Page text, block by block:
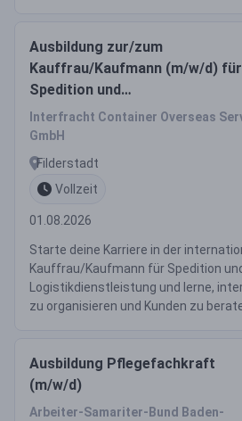
Ausbildung zur/zum
Kauffrau/Kaufmann (m/w/d) für
Spedition und
Logistikdienstleistung
Interfracht Container Overseas
GmbH
Filderstadt
Vollzeit
01.08.2026
Starte deine Karriere in der
Kauffrau/Kaufmann für Spedition
Logistikdienstleistung und lerne,
zu organisieren und Kunden zu
Ausbildung Pflegefachkraft
(m/w/d)
Arbeiter-Samariter-Bund Baden-